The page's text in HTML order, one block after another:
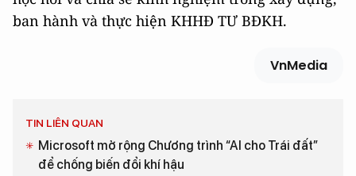
ban hành và thực hiện KHHĐ TƯ BĐKH.
VnMedia
TIN LIÊN QUAN
Microsoft mở rộng Chương trình “AI cho Trái đất”
để chống biến đổi khí hậu